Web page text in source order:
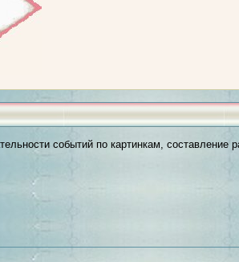
событий по картинкам, составление